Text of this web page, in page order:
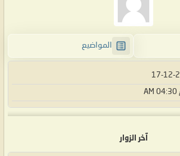
المواضيع
17-12-
04:30 AM
آخر الزوار